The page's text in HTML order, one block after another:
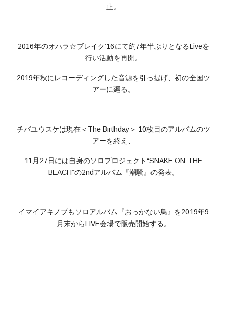
止。
2016年のオハラ☆ブレイク’16にて約7年半ぶりとなるLiveを
行い活動を再開。
2019年秋にレコーディングした音源を引っ提げ、初の全国ツ
アーに廻る。
チバユウスケは現在＜The Birthday＞ 10枚目のアルバムのツ
アーを終え、
11月27日には自身のソロプロジェクト“SNAKE ON THE
BEACH”の2ndアルバム『潮騒』の発表。
イマイアキノブもソロアルバム『おっかない鳥』を2019年9
月末からLIVE会場で販売開始する。